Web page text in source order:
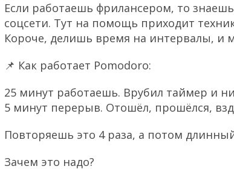
Если работаешь фрилансером, то
соцсети. Тут на помощь приходит
Короче, делишь время на интервалы, и
📌 Как работает Pomodoro:
25 минут работаешь. Врубил таймер и
5 минут перерыв. Отошёл, прошёлся,
Повторяешь это 4 раза, а потом
Зачем это надо?